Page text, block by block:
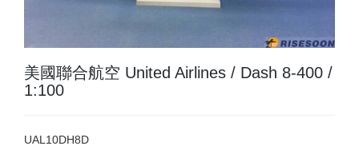
美國聯合航空 United Airlines / Dash 8-400 /
1:100
UAL10DH8D